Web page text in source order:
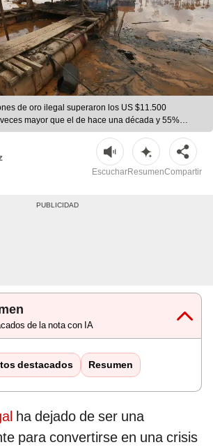
de oro ilegal superaron los US $11.500
mayor que el de hace una década y 55%
EscucharResumenCompartir
de la nota con IA
destacados Resumen
ha dejado de ser una
para convertirse en una crisis